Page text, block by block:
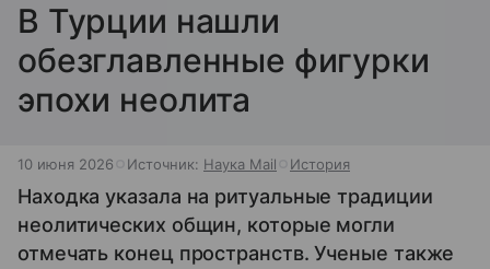
В Турции нашли
обезглавленные фигурки
эпохи неолита
10 июня 2026 Источник: Наука Mail История
Находка указала на ритуальные традиции
неолитических общин, которые могли
отмечать конец пространств. Ученые также